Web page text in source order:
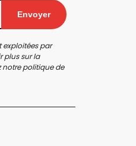
Envoyer
exploitées par
plus sur la
notrepolitique de